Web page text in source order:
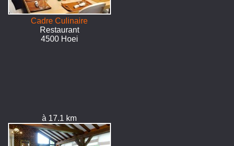
Cadre Culinaire
Restaurant
4500 Hoei
à 17.1 km